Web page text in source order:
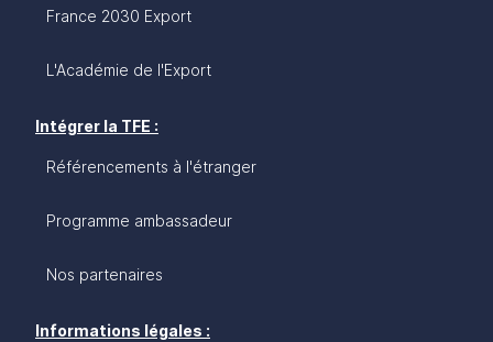
France 2030 Export
L'Académie de l'Export
Intégrer la TFE :
Référencements à l'étranger
Programme ambassadeur
Nos partenaires
Informations légales :